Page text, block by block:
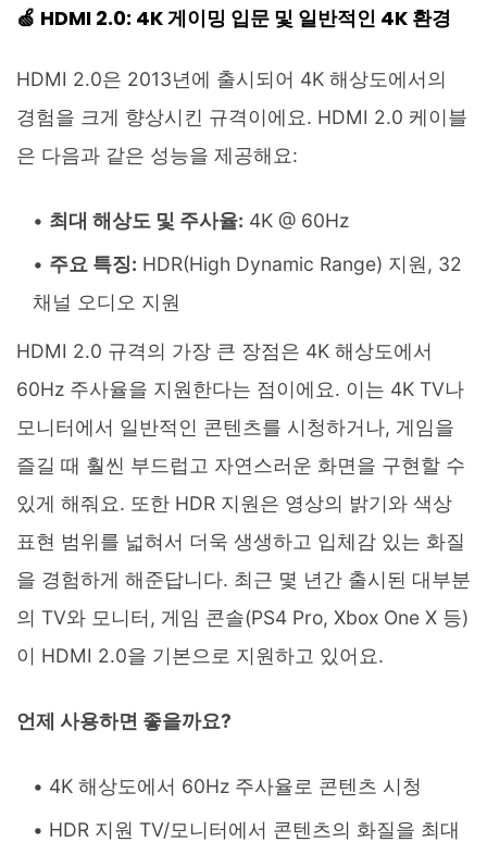
🍏 HDMI 2.0: 4K 게이밍 입문 및 일반적인 4K 환경
HDMI 2.0은 2013년에 출시되어 4K 해상도에서의
경험을 크게 향상시킨 규격이에요. HDMI 2.0 케이블
은 다음과 같은 성능을 제공해요:
최대 해상도 및 주사율: 4K @ 60Hz
주요 특징: HDR(High Dynamic Range) 지원, 32
채널 오디오 지원
HDMI 2.0 규격의 가장 큰 장점은 4K 해상도에서
60Hz 주사율을 지원한다는 점이에요. 이는 4K TV나
모니터에서 일반적인 콘텐츠를 시청하거나, 게임을
즐길 때 훨씬 부드럽고 자연스러운 화면을 구현할 수
있게 해줘요. 또한 HDR 지원은 영상의 밝기와 색상
표현 범위를 넓혀서 더욱 생생하고 입체감 있는 화질
을 경험하게 해준답니다. 최근 몇 년간 출시된 대부분
의 TV와 모니터, 게임 콘솔(PS4 Pro, Xbox One X 등)
이 HDMI 2.0을 기본으로 지원하고 있어요.
언제 사용하면 좋을까요?
4K 해상도에서 60Hz 주사율로 콘텐츠 시청
HDR 지원 TV/모니터에서 콘텐츠의 화질을 최대